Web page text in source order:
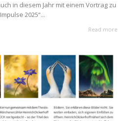
in diesem Jahr mit einem Vortrag zu
2025“...
Read more